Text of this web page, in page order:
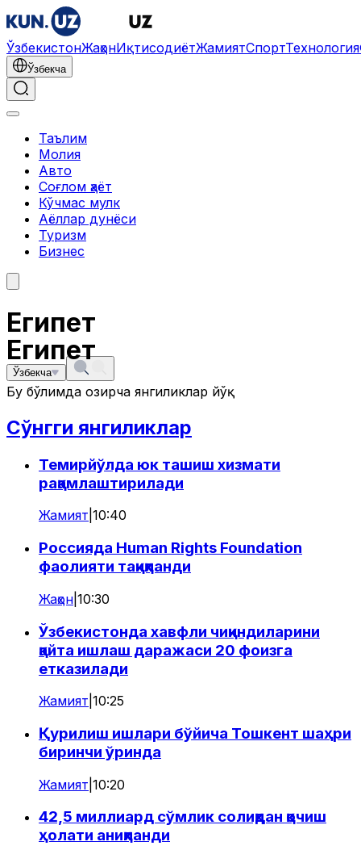
ЎзбекистонЖаҳонИқтисодиётЖамиятСпортТехнология
Ўзбекча
Таълим
Молия
Авто
Соғлом ҳаёт
Кўчмас мулк
Аёллар дунёси
Туризм
Бизнес
Египет
Ўзбекча
Египет
Бу бўлимда ҳозирча янгиликлар йўқ
Сўнгги янгиликлар
Темирйўлда юк ташиш хизмати
рақамлаштирилади
Жамият 10:40
Россияда Human Rights Foundation
фаолияти тақиқланди
Жаҳон 10:30
Ўзбекистонда хавфли чиқиндиларини
қайта ишлаш даражаси 20 фоизга
етказилади
Жамият 10:25
Қурилиш ишлари бўйича Тошкент шаҳри
биринчи ўринда
Жамият 10:20
42,5 миллиард сўмлик солиқдан қочиш
ҳолати аниқланди